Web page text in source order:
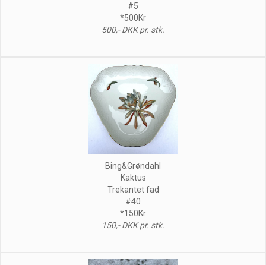
#5
*500Kr
500,- DKK pr. stk.
Bing&Grøndahl
Kaktus
Trekantet fad
#40
*150Kr
150,- DKK pr. stk.